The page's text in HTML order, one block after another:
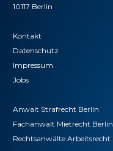
10117 Berlin
Kontakt
Datenschutz
Impressum
Jobs
Anwalt Strafrecht Berlin
Fachanwalt Mietrecht Berlin
Rechtsanwälte Arbeitsrecht